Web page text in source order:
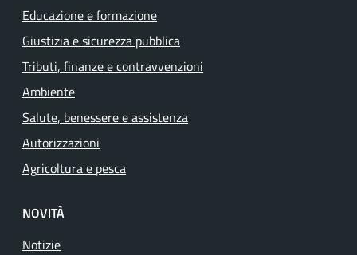
Educazione e formazione
Giustizia e sicurezza pubblica
Tributi, finanze e contravvenzioni
Ambiente
Salute, benessere e assistenza
Autorizzazioni
Agricoltura e pesca
NOVITÀ
Notizie